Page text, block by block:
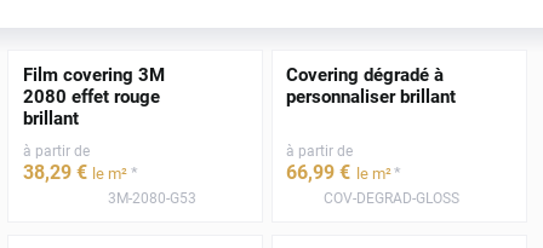
Film covering 3M
2080 effet rouge
brillant
à partir de
38,29 € le m² *
3M-2080-G53
Covering dégradé à
personnaliser brillant
à partir de
66,99 € le m²*
COV-DEGRAD-GLOSS